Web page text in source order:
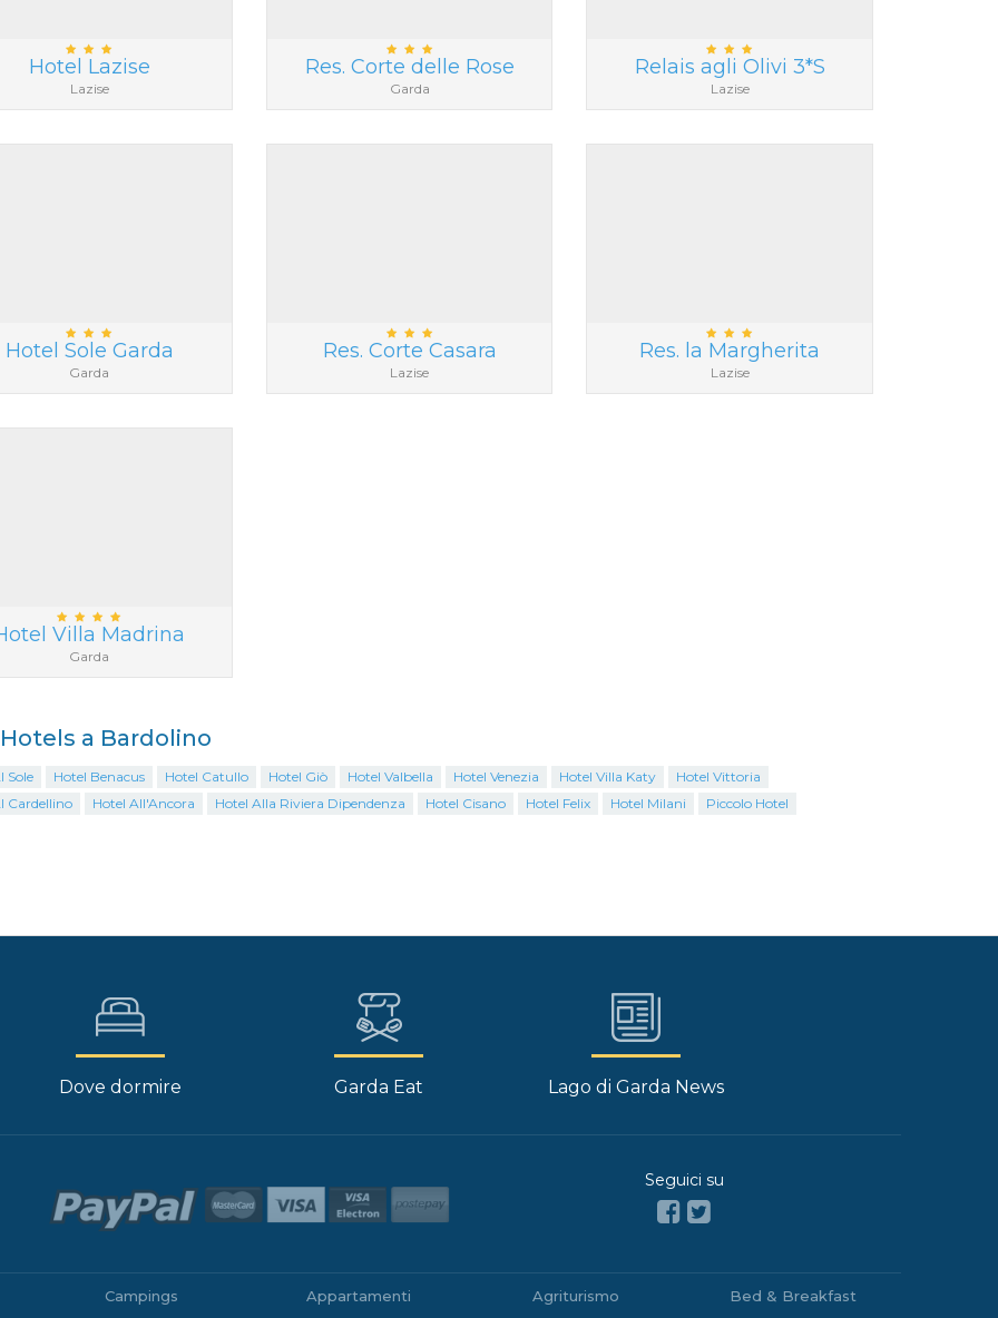
Hotel Lazise
Lazise
Res. Corte delle Rose
Garda
Relais agli Olivi 3*S
Lazise
Hotel Sole Garda
Garda
Res. Corte Casara
Lazise
Res. la Margherita
Lazise
Villa Madrina
Garda
a Bardolino
Sole Hotel Benacus Hotel Catullo Hotel Giò Hotel Valbella Hotel Venezia Hotel Villa Katy
Hotel Vittoria
Cardellino
Hotel All'Ancora Hotel Alla Riviera Dipendenza Hotel Cisano Hotel Felix Hotel Milani Piccolo Hotel
Dove dormire Garda Eat Lago di Garda News
Seguici su
Campings Appartamenti Agriturismo Bed & Breakfast